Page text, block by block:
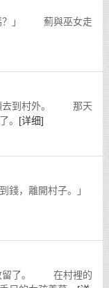
？」 薊與巫女走
去到村外。 那天
。 [详细]
，離開村子。」
留了。 在村裡的